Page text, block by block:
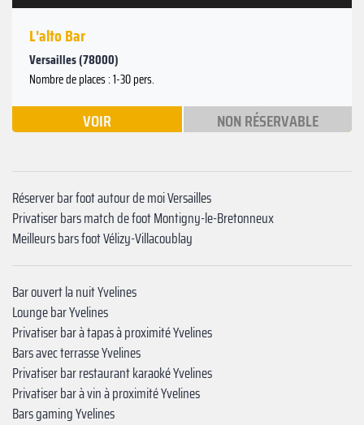
L'alto Bar
Versailles (78000)
Nombre de places : 1-30 pers.
VOIR NON RÉSERVABLE
Réserver bar foot autour de moi Versailles
Privatiser bars match de foot Montigny-le-Bretonneux
Meilleurs bars foot Vélizy-Villacoublay
Bar ouvert la nuit Yvelines
Lounge bar Yvelines
Privatiser bar à tapas à proximité Yvelines
Bars avec terrasse Yvelines
Privatiser bar restaurant karaoké Yvelines
Privatiser bar à vin à proximité Yvelines
Bars gaming Yvelines